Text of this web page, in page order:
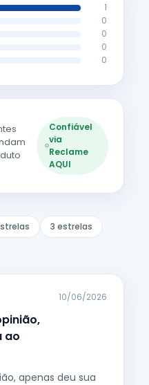
1
0
0
0
0
Confiável
via
Reclame
AQUI
3 estrelas
ao
10/06/2026
apenas deu sua